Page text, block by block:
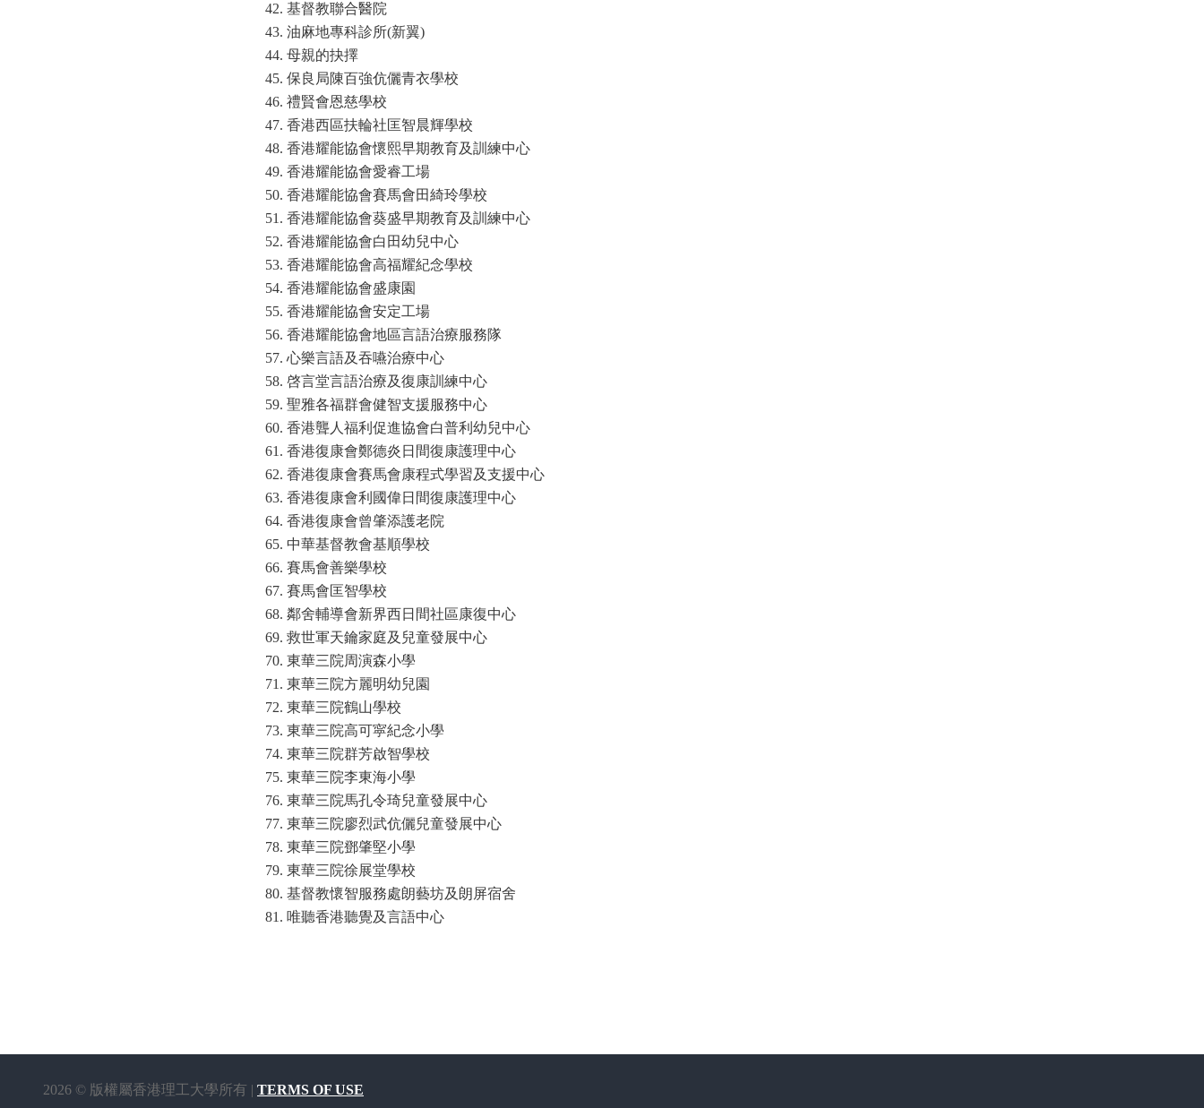
基督教聯合醫院
油麻地專科診所(新翼)
母親的抉擇
保良局陳百強伉儷青衣學校
禮賢會恩慈學校
香港西區扶輪社匡智晨輝學校
香港耀能協會懷熙早期教育及訓練中心
香港耀能協會愛睿工場
香港耀能協會賽馬會田綺玲學校
香港耀能協會葵盛早期教育及訓練中心
香港耀能協會白田幼兒中心
香港耀能協會高福耀紀念學校
香港耀能協會盛康園
香港耀能協會安定工場
香港耀能協會地區言語治療服務隊
心樂言語及吞嚥治療中心
啓言堂言語治療及復康訓練中心
聖雅各福群會健智支援服務中心
香港聾人福利促進協會白普利幼兒中心
香港復康會鄭德炎日間復康護理中心
香港復康會賽馬會康程式學習及支援中心
香港復康會利國偉日間復康護理中心
香港復康會曾肇添護老院
中華基督教會基順學校
賽馬會善樂學校
賽馬會匡智學校
鄰舍輔導會新界西日間社區康復中心
救世軍天鑰家庭及兒童發展中心
東華三院周演森小學
東華三院方麗明幼兒園
東華三院鶴山學校
東華三院高可寜紀念小學
東華三院群芳啟智學校
東華三院李東海小學
東華三院馬孔令琦兒童發展中心
東華三院廖烈武伉儷兒童發展中心
東華三院鄧肇堅小學
東華三院徐展堂學校
基督教懷智服務處朗藝坊及朗屏宿舍
唯聽香港聽覺及言語中心
2026 © 版權屬香港理工大學所有 | TERMS OF USE